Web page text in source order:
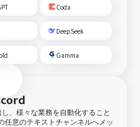
Coda
DeepSeek
Gamma
、様々な業務を自動化すること
任意のテキストチャンネルへメッ